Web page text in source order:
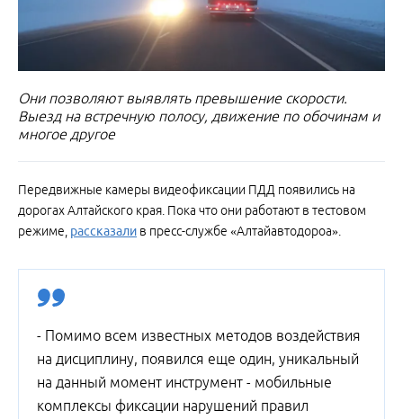
Они позволяют выявлять превышение скорости.
Выезд на встречную полосу, движение по обочинам и
многое другое
Передвижные камеры видеофиксации ПДД появились на
дорогах Алтайского края. Пока что они работают в тестовом
режиме, рассказали в пресс-службе «Алтайавтодороа».
- Помимо всем известных методов воздействия
на дисциплину, появился еще один, уникальный
на данный момент инструмент - мобильные
комплексы фиксации нарушений правил